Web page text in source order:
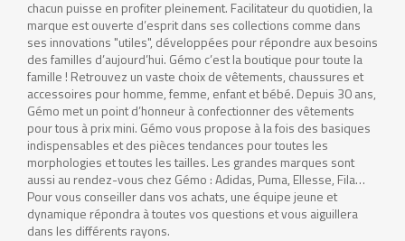
chacun puisse en profiter pleinement. Facilitateur du quotidien, la
marque est ouverte d’esprit dans ses collections comme dans
ses innovations "utiles", développées pour répondre aux besoins
des familles d’aujourd’hui. Gémo c’est la boutique pour toute la
famille ! Retrouvez un vaste choix de vêtements, chaussures et
accessoires pour homme, femme, enfant et bébé. Depuis 30 ans,
Gémo met un point d’honneur à confectionner des vêtements
pour tous à prix mini. Gémo vous propose à la fois des basiques
indispensables et des pièces tendances pour toutes les
morphologies et toutes les tailles. Les grandes marques sont
aussi au rendez-vous chez Gémo : Adidas, Puma, Ellesse, Fila…
Pour vous conseiller dans vos achats, une équipe jeune et
dynamique répondra à toutes vos questions et vous aiguillera
dans les différents rayons.